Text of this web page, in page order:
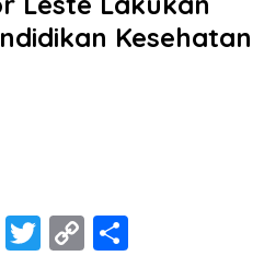
Kesehatan
GmailTwitter
Copy